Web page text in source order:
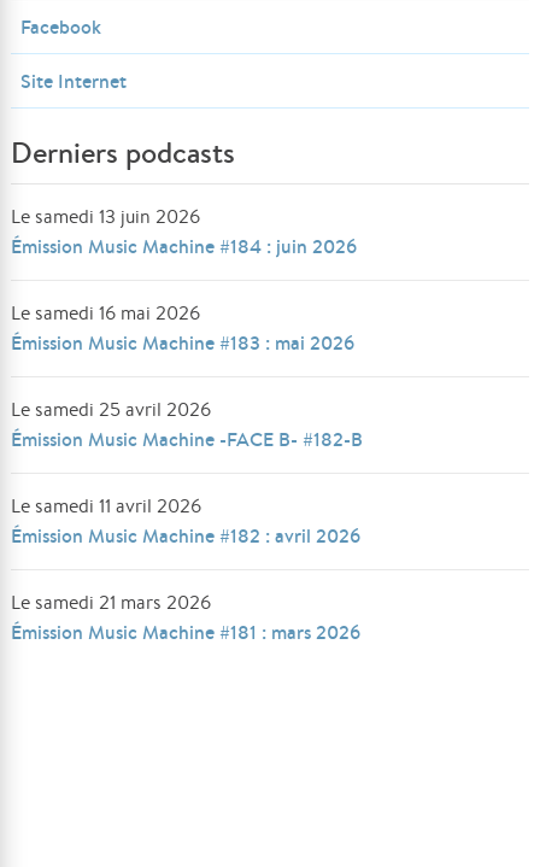
Facebook
Site Internet
Derniers podcasts
Le samedi 13 juin 2026
Émission Music Machine #184 : juin 2026
Le samedi 16 mai 2026
Émission Music Machine #183 : mai 2026
Le samedi 25 avril 2026
Émission Music Machine -FACE B- #182-B
Le samedi 11 avril 2026
Émission Music Machine #182 : avril 2026
Le samedi 21 mars 2026
Émission Music Machine #181 : mars 2026